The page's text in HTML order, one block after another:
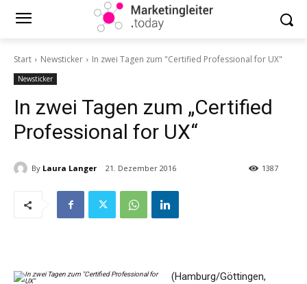
Start Newsticker In zwei Tagen zum "Certified Professional for UX"
Newsticker
In zwei Tagen zum „Certified
Professional for UX“
By Laura Langer 21. Dezember 2016 1387
(Hamburg/Göttingen,